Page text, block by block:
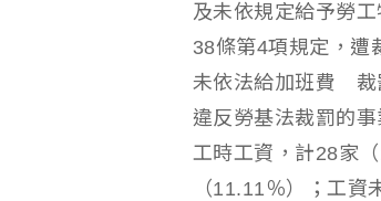
及未依規定給予勞
38條第4項規定，遭
未依法給加班費 裁
違反勞基法裁罰的
工時工資，計28家
（11.11％）；工